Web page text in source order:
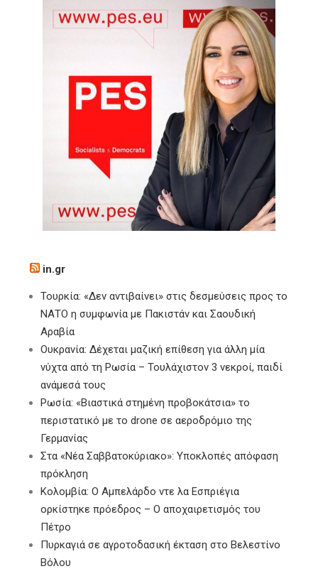
in.gr
Τουρκία: «Δεν αντιβαίνει» στις δεσμεύσεις προς το
ΝΑΤΟ η συμφωνία με Πακιστάν και Σαουδική
Αραβία
Ουκρανία: Δέχεται μαζική επίθεση για άλλη μία
νύχτα από τη Ρωσία – Τουλάχιστον 3 νεκροί, παιδί
ανάμεσά τους
Ρωσία: «Βιαστικά στημένη προβοκάτσια» το
περιστατικό με το drone σε αεροδρόμιο της
Γερμανίας
Στα «Νέα Σαββατοκύριακο»: Υποκλοπές απόφαση
πρόκληση
Κολομβία: Ο Αμπελάρδο ντε λα Εσπριέγια
ορκίστηκε πρόεδρος – Ο αποχαιρετισμός του
Πέτρο
Πυρκαγιά σε αγροτοδασική έκταση στο Βελεστίνο
Βόλου